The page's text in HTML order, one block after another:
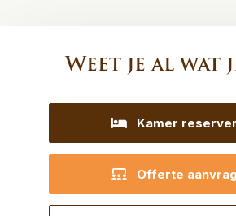
Weet je al wat
Kamer
Offerte